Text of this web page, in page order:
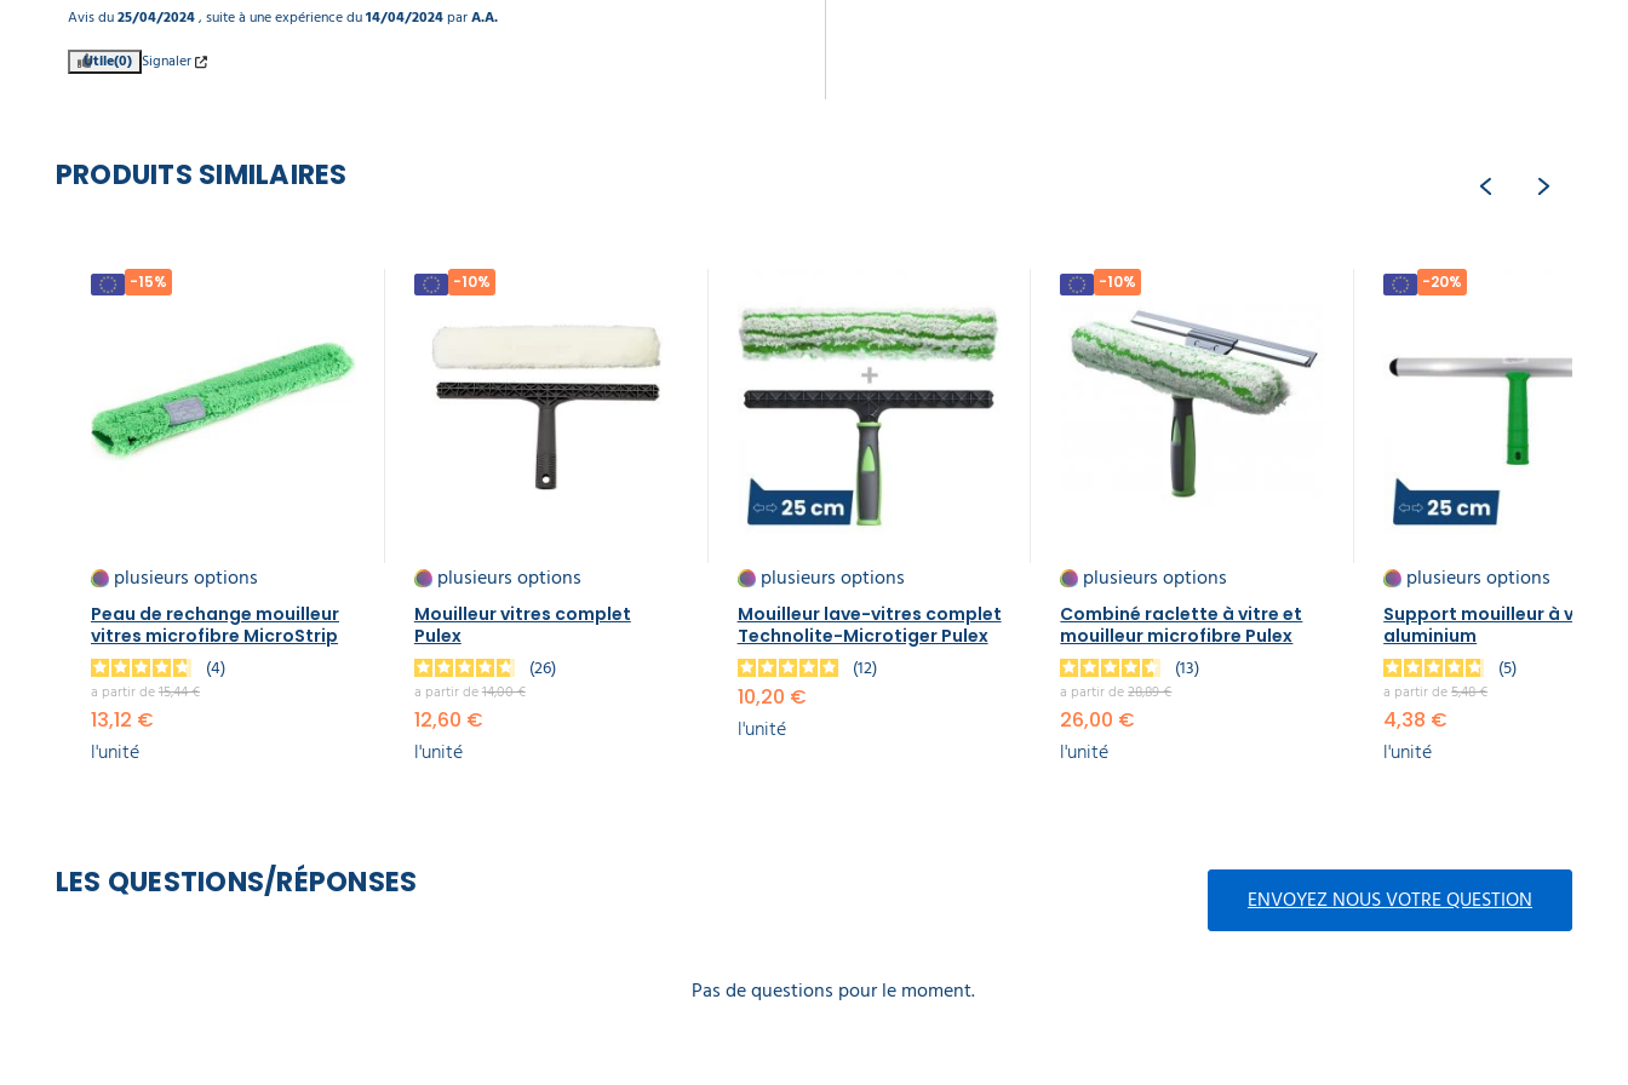
PRODUITS SIMILAIRES
-15%
plusieurs options
Peau de rechange mouilleur
vitres microfibre MicroStrip
4
a partir de15,44 €
13,12 €
l'unité
-10%
plusieurs options
Mouilleur vitres complet
Pulex
26
a partir de14,00 €
12,60 €
l'unité
plusieurs options
Mouilleur lave-vitres complet
Technolite-Microtiger Pulex
12
10,20 €
l'unité
-10%
plusieurs options
Combiné raclette à vitre et
mouilleur microfibre Pulex
13
a partir de28,89 €
26,00 €
l'unité
-20%
plusieurs options
Support mouilleur à vitres
aluminium
5
a partir de5,48 €
4,38 €
l'unité
LES QUESTIONS/RÉPONSES ENVOYEZ NOUS VOTRE QUESTION
Pas de questions pour le moment.
Avis du25/04/2024, suite à une expérience du14/04/2024parA.A.
Utile(0) Signaler